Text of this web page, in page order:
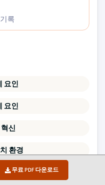
무료 PDF 다운로드
록
요인
요인
신
환경
계